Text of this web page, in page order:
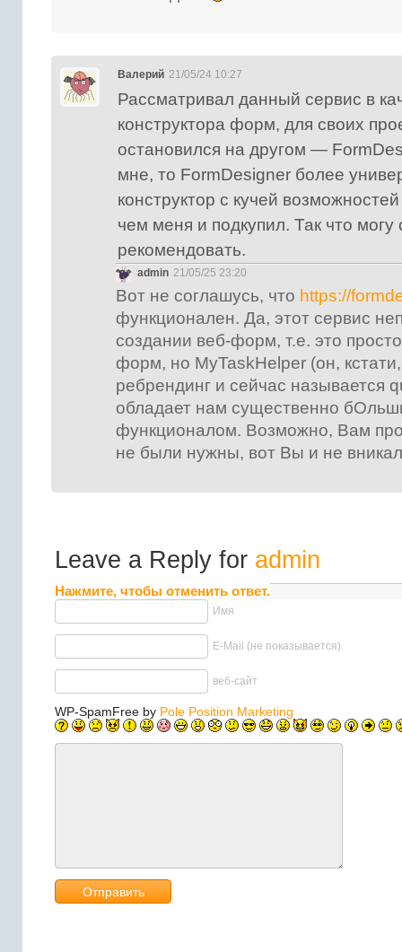
Валерий 21/05/24 10:27
Рассматривал данный сервис в
конструктора форм, для своих
остановился на другом —
мне, то FormDesigner более
конструктор с кучей
чем меня и подкупил. Так что могу
рекомендовать.
admin 21/05/25 23:20
Вот не соглашусь, что https://
функционален. Да, этот сервис
создании веб-форм, т.е. это
форм, но MyTaskHelper (он,
ребрендинг и сейчас называется
обладает нам существенно
функционалом. Возможно, Вам
не были нужны, вот Вы и не
Leave a Reply for admin
Нажмите, чтобы отменить ответ.
Имя
E-Mail (не показывается)
веб-сайт
WP-SpamFree by Pole Position Marketing